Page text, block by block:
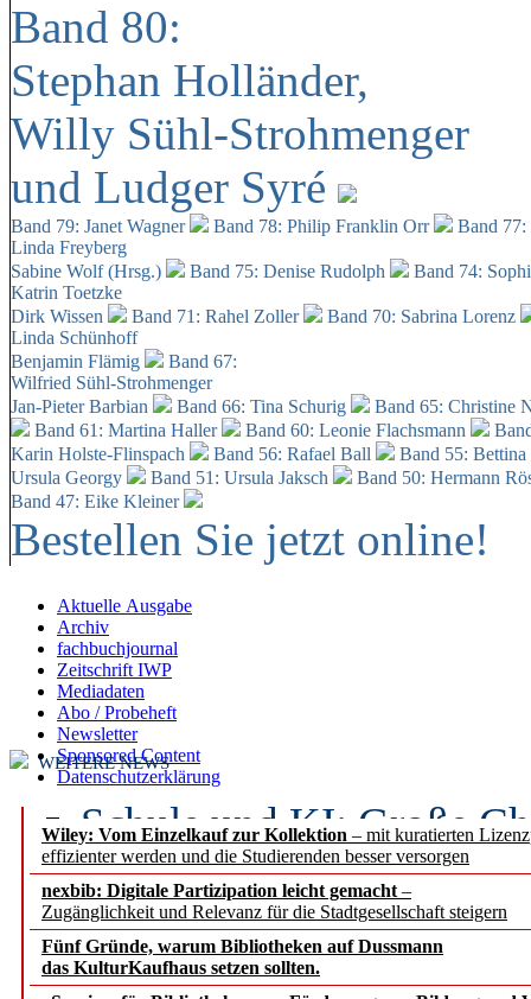
Band 80:
Stephan Holländer,
Willy Sühl-Strohmenger
und Ludger Syré
Band 79: Janet Wagner Band 78: Philip Franklin Orr
Band
Linda Freyberg
Sabine Wolf (Hrsg.)
Band 75: Denise Rudolph
Band 74:
Katrin Toetzke
Dirk Wissen
Band 71: Rahel Zoller
Band 70: Sabrina Lorenz
Linda Schünhoff
Benjamin Flämig
Band 67:
Wilfried Sühl-Strohmenger
Jan-Pieter Barbian
Band 66: Tina Schurig
Band 65: Christine
Band 61: Martina Haller
Band 60: Leonie Flachsmann
Karin Holste-Flinspach
Band 56: Rafael Ball
Band 55:
Ursula Georgy
Band 51: Ursula Jaksch Band 50: Hermann
Band 47: Eike Kleiner
Bestellen Sie jetzt online!
Aktuelle Ausgabe
Archiv
fachbuchjournal
Zeitschrift IWP
Mediadaten
Abo / Probeheft
Newsletter
Sponsored Content
Datenschutzerklärung
Wiley: Vom Einzelkauf zur Kollektion – mit kuratierten
effizienter werden und die Studierenden besser versorgen
nexbib: Digitale Partizipation leicht gemacht –
Zugänglichkeit und Relevanz für die Stadtgesellschaft steigern
Fünf Gründe, warum Bibliotheken auf Dussmann
das KulturKaufhaus setzen sollten.
WEITERE NEWS
Schule und KI: Große
Voraussetzungen
Erfolgreiches erstes
Segment Research –